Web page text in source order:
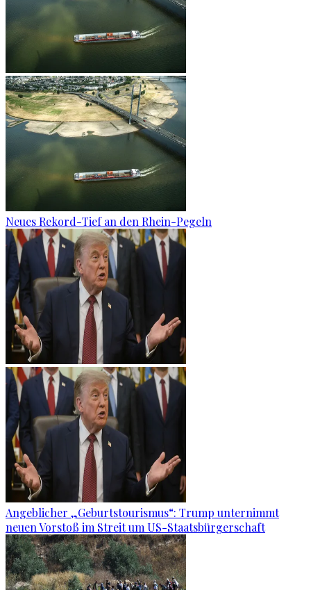
Neues Rekord-Tief an den Rhein-Pegeln
Angeblicher „Geburtstourismus“: Trump unternimmt
neuen Vorstoß im Streit um US-Staatsbürgerschaft